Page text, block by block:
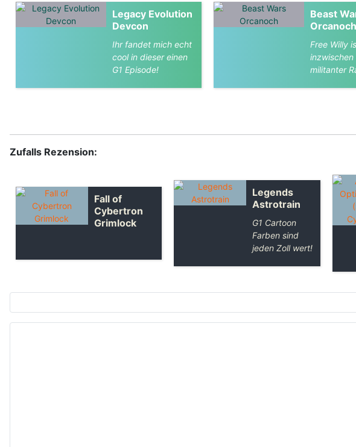
Legacy Evolution
Devcon
Ihr fandet mich echt
cool in dieser einen
G1 Episode!
Beast
Orcanoch
Free Willy
inzwischen
militanter
Zufalls Rezension:
Fall of
Cybertron
Grimlock
Legends
Astrotrain
G1 Cartoon
Farben sind
jeden Zoll wert!